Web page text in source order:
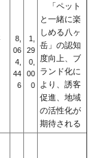
8,
06
4,
44
6
1,
29
0,
00
0
「ペット
と一緒に楽
しめる八ヶ
岳」の認知
度向上、ブ
ランド化に
より、誘客
促進、地域
の活性化が
期待される